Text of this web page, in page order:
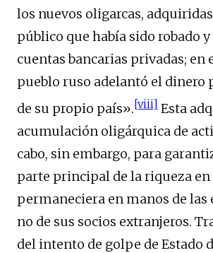
los nuevos oligarcas,
público que había sido robado
cuentas bancarias privadas; en
pueblo ruso adelantó el dinero
de su propio país».[viii] Esta
acumulación oligárquica de
cabo, sin embargo, para
parte principal de la riqueza en
permaneciera en manos de las
no de sus socios extranjeros.
del intento de golpe de Estado